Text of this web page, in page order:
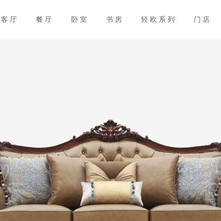
客厅 餐厅 卧室 书房 轻欧系列 门店